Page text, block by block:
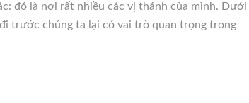
đó là nơi rất nhiều các vị thánh của mình. Dưới
trước chúng ta lại có vai trò quan trọng trong